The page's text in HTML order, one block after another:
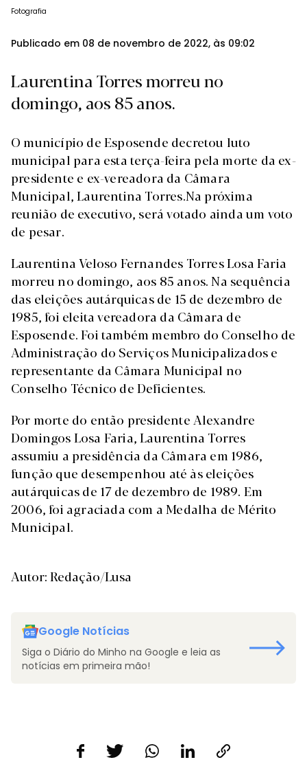
Fotografia
Publicado em 08 de novembro de 2022, às 09:02
Laurentina Torres morreu no
domingo, aos 85 anos.
O município de Esposende decretou luto
municipal para esta terça-feira pela morte da ex-
presidente e ex-vereadora da Câmara
Municipal, Laurentina Torres.Na próxima
reunião de executivo, será votado ainda um voto
de pesar.
Laurentina Veloso Fernandes Torres Losa Faria
morreu no domingo, aos 85 anos. Na sequência
das eleições autárquicas de 15 de dezembro de
1985, foi eleita vereadora da Câmara de
Esposende. Foi também membro do Conselho de
Administração do Serviços Municipalizados e
representante da Câmara Municipal no
Conselho Técnico de Deficientes.
Por morte do então presidente Alexandre
Domingos Losa Faria, Laurentina Torres
assumiu a presidência da Câmara em 1986,
função que desempenhou até às eleições
autárquicas de 17 de dezembro de 1989. Em
2006, foi agraciada com a Medalha de Mérito
Municipal.
Autor: Redação/Lusa
Google Notícias
Siga o Diário do Minho na Google e leia as
notícias em primeira mão!